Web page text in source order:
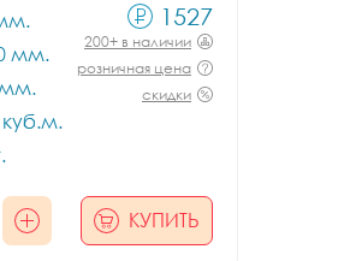
мм.
мм.
1527
200+ в наличии
розничная цена
скидки
КУПИТЬ